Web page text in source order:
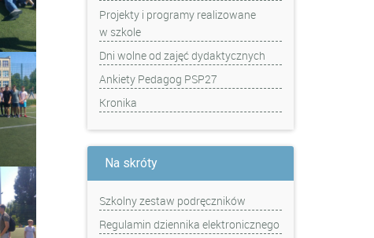
Projekty i programy realizowane
w szkole
Dni wolne od zajęć dydaktycznych
Ankiety Pedagog PSP27
Kronika
Na skróty
Szkolny zestaw podręczników
Regulamin dziennika elektronicznego